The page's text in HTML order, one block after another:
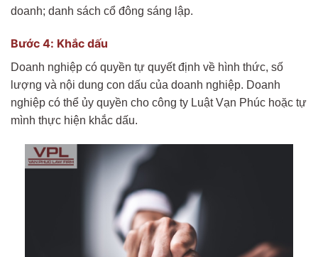
doanh; danh sách cổ đông sáng lập.
Bước 4: Khắc dấu
Doanh nghiệp có quyền tự quyết định về hình thức, số
lượng và nội dung con dấu của doanh nghiệp. Doanh
nghiệp có thể ủy quyền cho công ty Luật Vạn Phúc hoặc tự
mình thực hiện khắc dấu.